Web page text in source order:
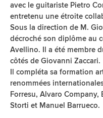
avec le guitariste Pietro
entretenu une étroite
Sous la direction de M.
décroché son diplôme au
Avellino. Il a été membre
côtés de Giovanni Zaccari.
Il compléta sa formation
renommées
Forresu, Alvaro
Storti et Manuel Barrueco.